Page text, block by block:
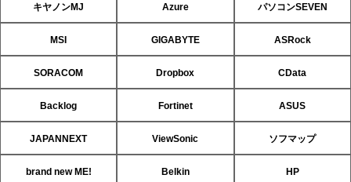
キヤノンMJ Azure パソコンSEVEN
MSI GIGABYTE ASRock
SORACOM Dropbox CData
Backlog Fortinet ASUS
JAPANNEXT ViewSonic ソフマップ
brand new ME! Belkin HP